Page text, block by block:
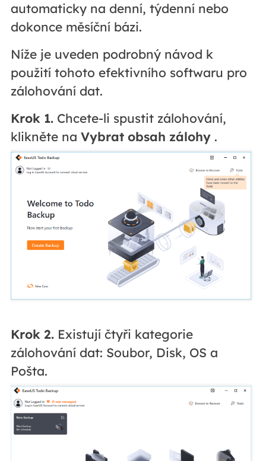
automaticky na denní, týdenní nebo
dokonce měsíční bázi.
Níže je uveden podrobný návod k
použití tohoto efektivního softwaru pro
zálohování dat.
Krok 1.Chcete-li spustit zálohování,
klikněte na Vybrat obsah zálohy.
Krok 2.Existují čtyři kategorie
zálohování dat: Soubor, Disk, OS a
Pošta.